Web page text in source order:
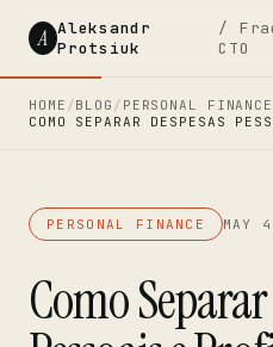
A Aleksandr
Protsiuk
/
CTO
HOME /BLOG / PERSONAL FINANCE
COMO SEPARAR DESPESAS
PERSONAL FINANCE MAY
Como